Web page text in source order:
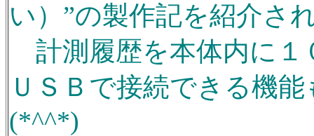
い）”の製作記を紹介さ
計測履歴を本体内に１
ＵＳＢで接続できる機
(*^^*)